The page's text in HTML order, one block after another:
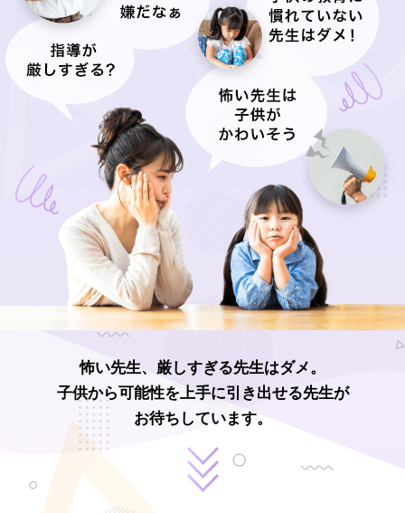
怖い先生、厳しすぎる先生はダメ。
子供から可能性を上手に引き出せる先生が
お待ちしています。